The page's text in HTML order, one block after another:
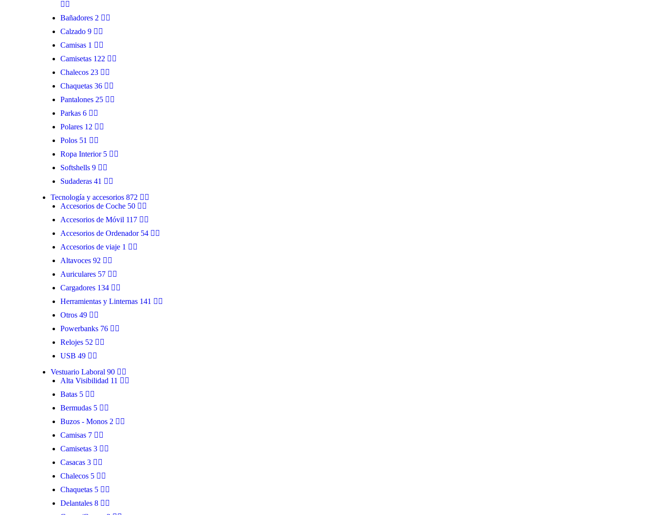
Bañadores 2
Calzado 9
Camisas 1
Camisetas 122
Chalecos 23
Chaquetas 36
Pantalones 25
Parkas 6
Polares 12
Polos 51
Ropa Interior 5
Softshells 9
Sudaderas 41
Tecnología y accesorios 872
Accesorios de Coche 50
Accesorios de Móvil 117
Accesorios de Ordenador 54
Accesorios de viaje 1
Altavoces 92
Auriculares 57
Cargadores 134
Herramientas y Linternas 141
Otros 49
Powerbanks 76
Relojes 52
USB 49
Vestuario Laboral 90
Alta Visibilidad 11
Batas 5
Bermudas 5
Buzos - Monos 2
Camisas 7
Camisetas 3
Casacas 3
Chalecos 5
Chaquetas 5
Delantales 8